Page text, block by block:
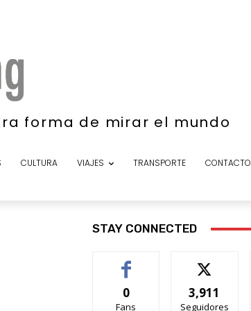
forma de mirar el mundo
CULTURA VIAJES TRANSPORTE CONTACTO
STAY CONNECTED
0
Fans
3,911
Seguidores